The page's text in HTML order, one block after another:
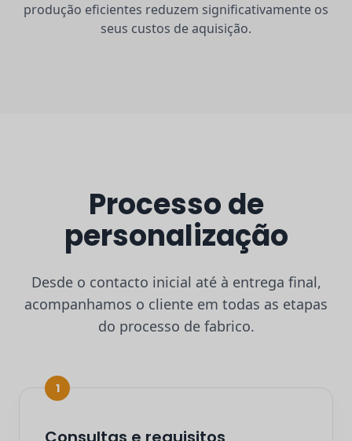
produção eficientes reduzem significativamente os
seus custos de aquisição.
Processo de
personalização
Desde o contacto inicial até à entrega final,
acompanhamos o cliente em todas as etapas
do processo de fabrico.
1